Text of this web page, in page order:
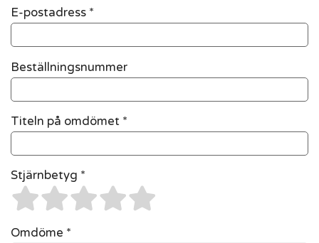
E-postadress *
Beställningsnummer
Titeln på omdömet *
Stjärnbetyg *
Omdöme *